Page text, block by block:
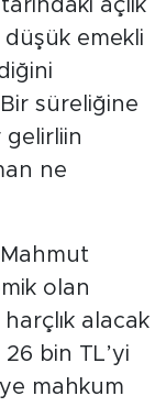
açlık
düşük emekli
süreliğine
gelirliin
ne
olan
alacak
26 bin TL’yi
mahkum